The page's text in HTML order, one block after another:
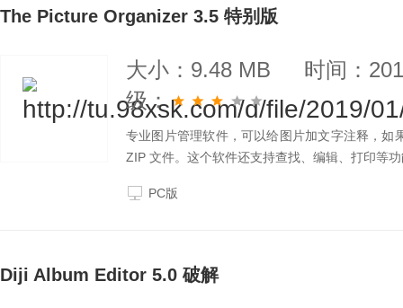
The Picture Organizer 3.5 特别版
大小：9.48 MB
时间：
级：
专业图片管理软件，可以给图片加文字注释，
ZIP 文件。这个软件还支持查找、编辑、打印等
PC版
Diji Album Editor 5.0 破解